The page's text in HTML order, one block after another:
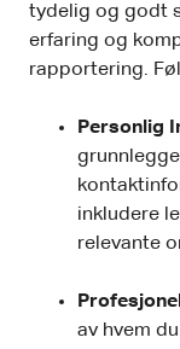
tydelig og godt
erfaring og
rapportering.
Personlig
inkludere
relevante
av hvem